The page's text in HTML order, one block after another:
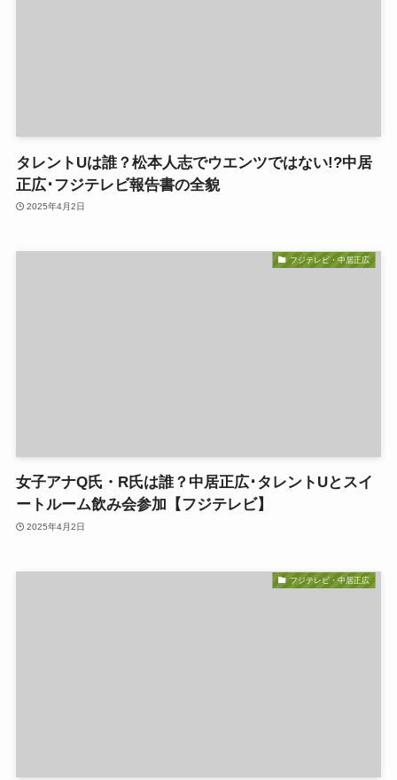
タレントUは誰？松本人志でウエンツではない!?中居
正広･フジテレビ報告書の全貌
2025年4月2日
フジテレビ・中居正広
女子アナQ氏・R氏は誰？中居正広･タレントUとスイ
ートルーム飲み会参加【フジテレビ】
2025年4月2日
フジテレビ・中居正広